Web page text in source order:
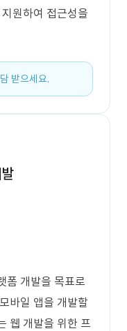
원하여 접근성을
받으세요.
폼 개발을 목표로
바일 앱을 개발할
웹 개발을 위한 프